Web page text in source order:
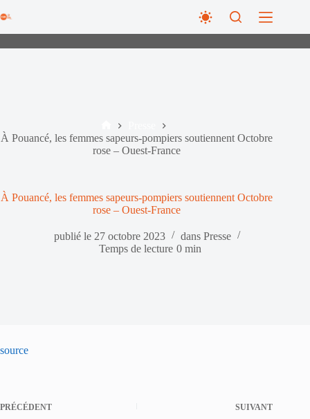
au
Accueil
À Pouancé, les femmes sapeurs-pompiers soutiennent Octobre
rose – Ouest-France
À Pouancé, les femmes sapeurs-pompiers soutiennent Octobre
rose – Ouest-France
publié le 27 octobre 2023 dans Presse
Temps de lecture 0 min
source
PRÉCÉDENT SUIVANT